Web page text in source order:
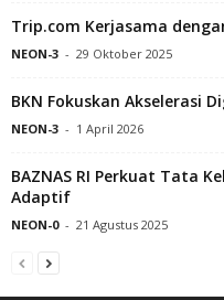
Trip.com Kerjasama
NEON-3 - 29 Oktober 2025
BKN Fokuskan Akselerasi
NEON-3 - 1 April 2026
BAZNAS RI Perkuat Tata
Adaptif
NEON-0 - 21 Agustus 2025